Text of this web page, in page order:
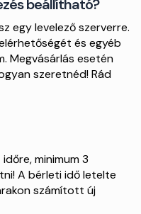
beállítható?
egy levelező szerverre.
és egyéb
Megvásárlás esetén
szeretnéd! Rád
minimum 3
A bérleti idő letelte
számított új